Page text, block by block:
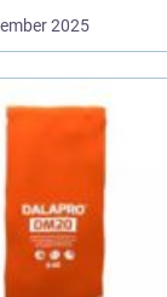
teknologiskt
till dagens
varit centrum
2025